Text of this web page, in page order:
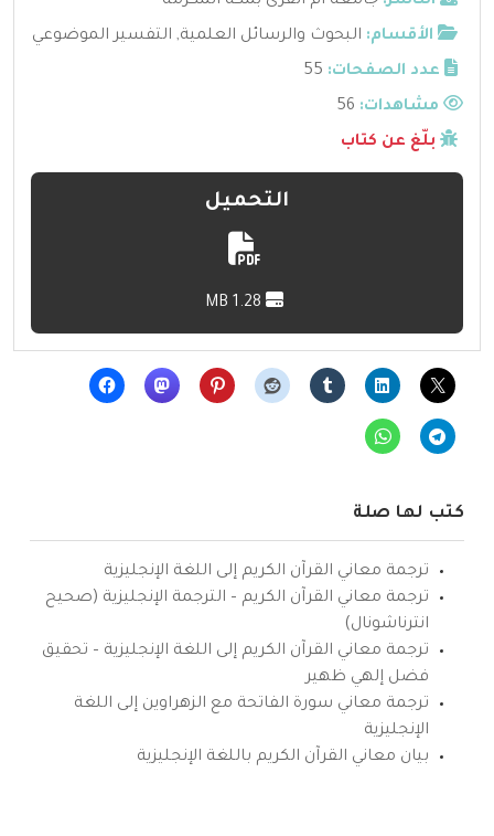
الأقسام: البحوث والرسائل العلمية, التفسير الموضوعي
عدد الصفحات: 55
مشاهدات:
بلّغ عن كتاب
التحميل
كتب لها صلة
ترجمة معاني القرآن الكريم إلى اللغة الإنجليزية
ترجمة معاني القرآن الكريم – الترجمة الإنجليزية (صحيح
انترناشونال)
ترجمة معاني القرآن الكريم إلى اللغة الإنجليزية – تحقيق
فضل إلهي ظهير
ترجمة معاني سورة الفاتحة مع الزهراوين إلى اللغة
الإنجليزية
بيان معاني القرآن الكريم باللغة الإنجليزية